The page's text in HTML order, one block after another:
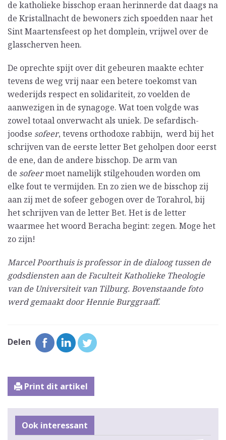
de katholieke bisschop eraan herinnerde dat daags na
de Kristallnacht de bewoners zich spoedden naar het
Sint Maartensfeest op het domplein, vrijwel over de
glasscherven heen.
De oprechte spijt over dit gebeuren maakte echter
tevens de weg vrij naar een betere toekomst van
wederijds respect en solidariteit, zo voelden de
aanwezigen in de synagoge. Wat toen volgde was
zowel totaal onverwacht als uniek. De sefardisch-
joodse sofeer, tevens orthodoxe rabbijn, werd bij het
schrijven van de eerste letter Bet geholpen door eerst
de ene, dan de andere bisschop. De arm van
de sofeermoet namelijk stilgehouden worden om
elke fout te vermijden. En zo zien we de bisschop zij
aan zij met de sofeer gebogen over de Torahrol, bij
het schrijven van de letter Bet. Het is de letter
waarmee het woord Beracha begint: zegen. Moge het
zo zijn!
Marcel Poorthuis is professor in de dialoog tussen de
godsdiensten aan de Faculteit Katholieke Theologie
van de Universiteit van Tilburg. Bovenstaande foto
werd gemaakt door Hennie Burggraaff.
Delen
Print dit artikel
Ook interessant